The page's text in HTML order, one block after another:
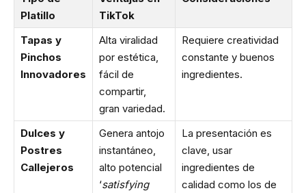
Platillo
TikTok
Tapas y
Pinchos
Innovadores
Alta viralidad
por estética,
fácil de
compartir,
gran variedad.
Requiere creatividad
constante y buenos
ingredientes.
Dulces y
Postres
Callejeros
Genera antojo
instantáneo,
alto potencial
‘satisfying
La presentación es
clave, usar
ingredientes de
calidad como los de